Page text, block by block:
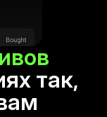
так,